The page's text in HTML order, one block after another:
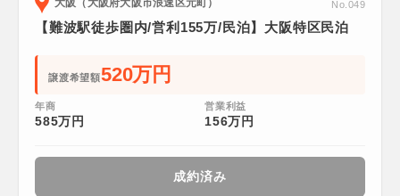
大阪（大阪府大阪市浪速区元町）
No.049
【難波駅徒歩圏内/営利155万/民泊】大阪特区民泊
譲渡希望額520万円
年商
585万円
営業利益
156万円
成約済み